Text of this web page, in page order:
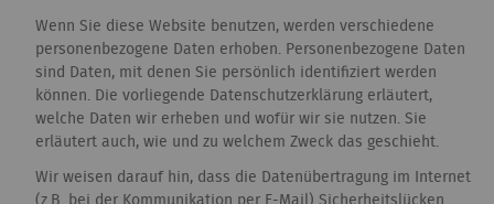
Wenn Sie diese Website benutzen, werden verschiedene
personenbezogene Daten erhoben. Personenbezogene Daten
sind Daten, mit denen Sie persönlich identifiziert werden
können. Die vorliegende Datenschutzerklärung erläutert,
welche Daten wir erheben und wofür wir sie nutzen. Sie
erläutert auch, wie und zu welchem Zweck das geschieht.
Wir weisen darauf hin, dass die Datenübertragung im Internet